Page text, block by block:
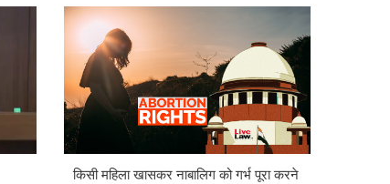
किसी महिला खासकर नाबालिग को गर्भ पूरा करने